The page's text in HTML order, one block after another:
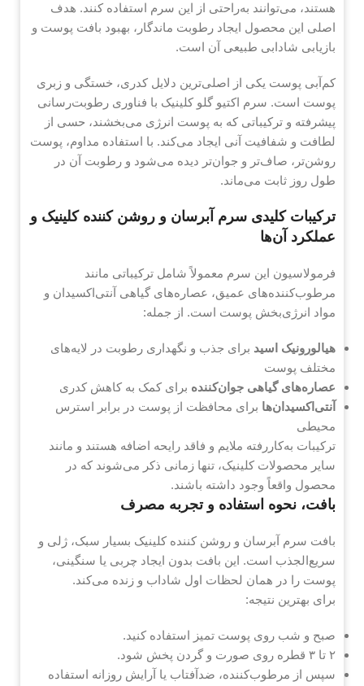
هستند، می‌توانند به‌راحتی از این سرم استفاده کنند. هدف
اصلی این محصول ایجاد رطوبت ماندگار، بهبود بافت پوست و
بازیابی شادابی طبیعی آن است.
کم‌آبی پوست یکی از اصلی‌ترین دلایل کدری، خستگی و زبری
پوست است. سرم اکتیو گلو کلینیک با فناوری رطوبت‌رسانی
پیشرفته و ترکیباتی که به پوست انرژی می‌بخشند، حسی از
لطافت و شفافیت آنی ایجاد می‌کند. با استفاده مداوم، پوست
روشن‌تر، صاف‌تر و جوان‌تر دیده می‌شود و رطوبت آن در
طول روز ثابت می‌ماند.
ترکیبات کلیدی سرم آبرسان و روشن کننده کلینیک و
عملکرد آن‌ها
فرمولاسیون این سرم معمولاً شامل ترکیباتی مانند
مرطوب‌کننده‌های عمیق، عصاره‌های گیاهی آنتی‌اکسیدان و
مواد انرژی‌بخش پوست است. از جمله:
هیالورونیک اسید برای جذب و نگهداری رطوبت در لایه‌های
مختلف پوست
عصاره‌های گیاهی جوان‌کننده برای کمک به کاهش کدری
آنتی‌اکسیدان‌ها برای محافظت از پوست در برابر استرس
محیطی
ترکیبات به‌کاررفته ملایم و فاقد رایحه اضافه هستند و مانند
سایر محصولات کلینیک، تنها زمانی ذکر می‌شوند که در
محصول واقعاً وجود داشته باشند.
بافت، نحوه استفاده و تجربه مصرف
بافت سرم آبرسان و روشن کننده کلینیک بسیار سبک، ژلی و
سریع‌الجذب است. این بافت بدون ایجاد چربی یا سنگینی،
پوست را در همان لحظات اول شاداب و زنده می‌کند.
برای بهترین نتیجه:
صبح و شب روی پوست تمیز استفاده کنید.
۲ تا ۳ قطره روی صورت و گردن پخش شود.
سپس از مرطوب‌کننده، ضدآفتاب یا آرایش روزانه استفاده